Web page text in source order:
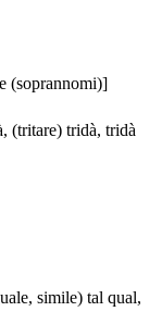
(soprannomi)]
(tritare) tridà, tridà
simile) tal qual,